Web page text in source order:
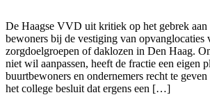
De Haagse VVD uit kritiek op het gebrek aan
bewoners bij de vestiging van opvanglocaties
zorgdoelgroepen of daklozen in Den Haag.
niet wil aanpassen, heeft de fractie een eigen
buurtbewoners en ondernemers recht te
het college besluit dat ergens een […]